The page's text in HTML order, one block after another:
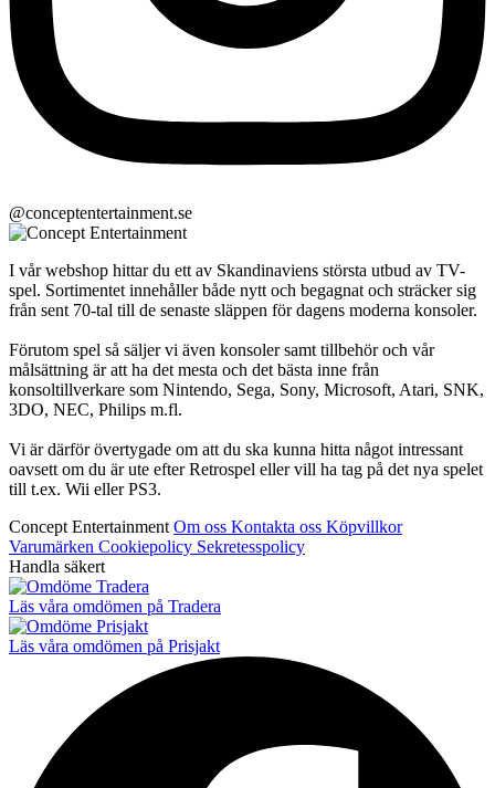
@conceptentertainment.se
I vår webshop hittar du ett av Skandinaviens största utbud av TV-
spel. Sortimentet innehåller både nytt och begagnat och sträcker sig
från sent 70-tal till de senaste släppen för dagens moderna konsoler.
Förutom spel så säljer vi även konsoler samt tillbehör och vår
målsättning är att ha det mesta och det bästa inne från
konsoltillverkare som Nintendo, Sega, Sony, Microsoft, Atari, SNK,
3DO, NEC, Philips m.fl.
Vi är därför övertygade om att du ska kunna hitta något intressant
oavsett om du är ute efter Retrospel eller vill ha tag på det nya spelet
till t.ex. Wii eller PS3.
Concept Entertainment Om oss Kontakta oss Köpvillkor
Varumärken Cookiepolicy Sekretesspolicy
Handla säkert
Läs våra omdömen på Tradera
Läs våra omdömen på Prisjakt